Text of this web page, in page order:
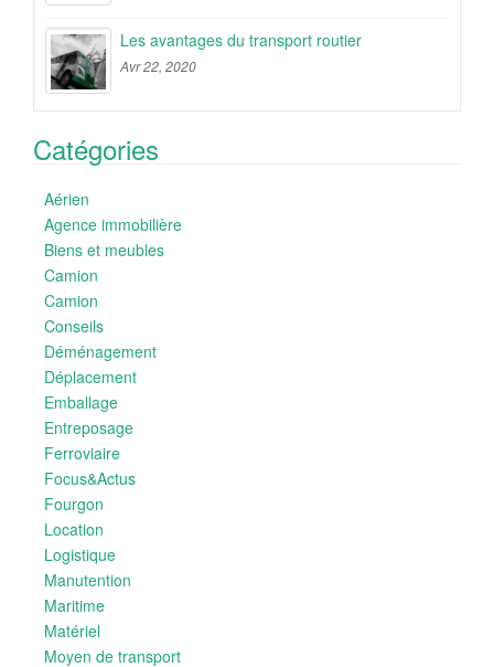
Les avantages du transport routier
Avr 22, 2020
Catégories
Aérien
Agence immobilière
Biens et meubles
Camion
Camion
Conseils
Déménagement
Déplacement
Emballage
Entreposage
Ferroviaire
Focus&Actus
Fourgon
Location
Logistique
Manutention
Maritime
Matériel
Moyen de transport